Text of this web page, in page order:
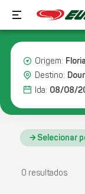
Origem:
Destino:
Ida: 08/08/
Selecionar
0 resultados